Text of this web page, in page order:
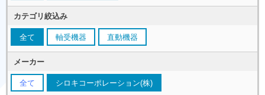
カテゴリ絞込み
全て 軸受機器 直動機器
メーカー
全て シロキコーポレーション(株)